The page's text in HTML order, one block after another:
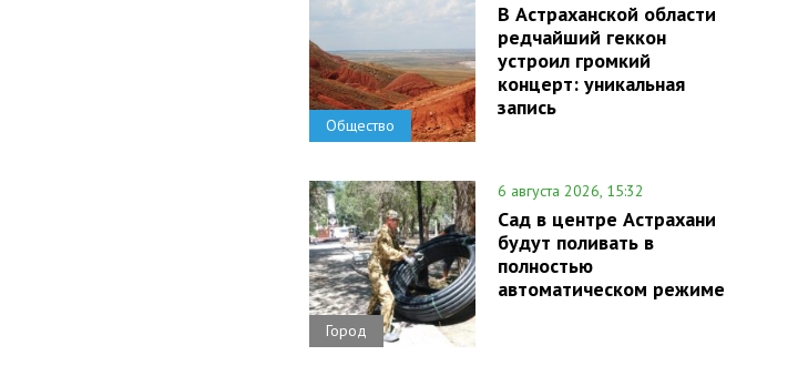
Общество
В Астраханской области
редчайший геккон
устроил громкий
концерт: уникальная
запись
Город
6 августа 2026, 15:32
Сад в центре Астрахани
будут поливать в
полностью
автоматическом режиме